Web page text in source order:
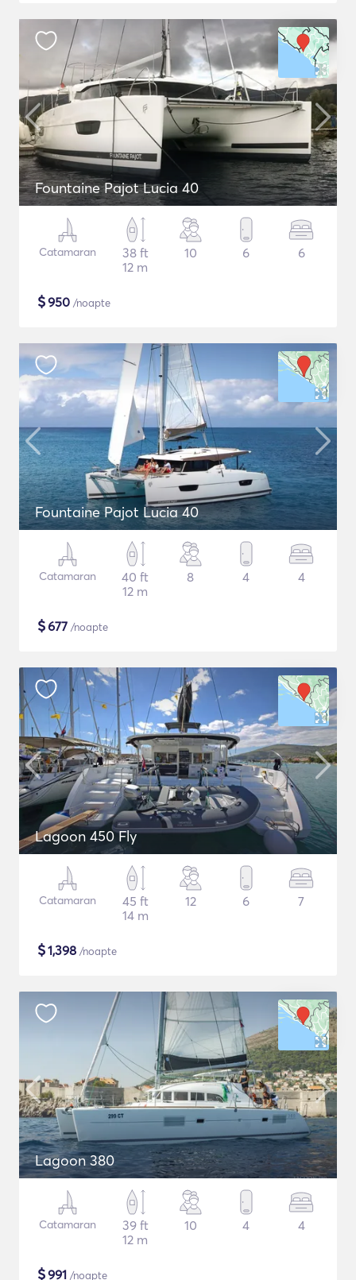
Fountaine Pajot Lucia 40
Catamaran
38 ft
12 m
10 6 6
$950 /noapte
Fountaine Pajot Lucia 40
Catamaran
40 ft
12 m
8 4 4
$677 /noapte
Lagoon 450 Fly
Catamaran
45 ft
14 m
12 6 7
$1,398 /noapte
Lagoon 380
Catamaran
39 ft
12 m
10 4 4
$991 /noapte